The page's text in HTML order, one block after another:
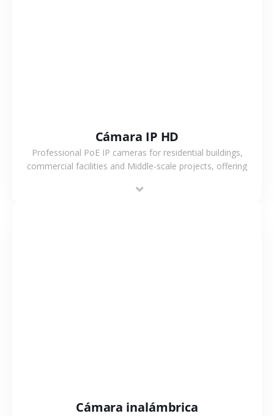
Cámara IP HD
Professional PoE IP cameras for residential buildings,
commercial facilities and Middle-scale projects, offering
support.
Cámara inalámbrica